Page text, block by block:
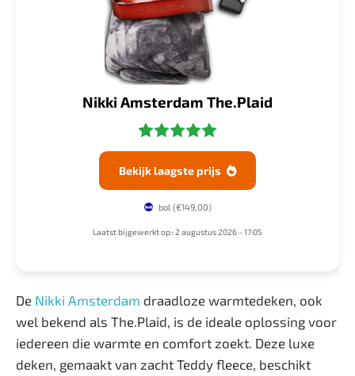
Nikki Amsterdam The.Plaid
Bekijk laagste prijs 
bol (€149,00)
Laatst bijgewerkt op:: 2 augustus 2026 - 17:05
De Nikki Amsterdam draadloze warmtedeken, ook
wel bekend als The.Plaid, is de ideale oplossing voor
iedereen die warmte en comfort zoekt. Deze luxe
deken, gemaakt van zacht Teddy fleece, beschikt